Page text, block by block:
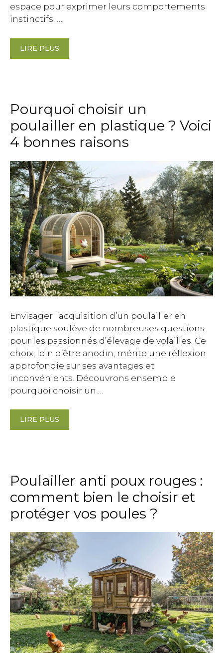
espace pour exprimer leurs comportements
instinctifs. …
LIRE PLUS
Pourquoi choisir un
poulailler en plastique ? Voici
4 bonnes raisons
Envisager l’acquisition d’un poulailler en
plastique soulève de nombreuses questions
pour les passionnés d’élevage de volailles. Ce
choix, loin d’être anodin, mérite une réflexion
approfondie sur ses avantages et
inconvénients. Découvrons ensemble
pourquoi choisir un …
LIRE PLUS
Poulailler anti poux rouges :
comment bien le choisir et
protéger vos poules ?